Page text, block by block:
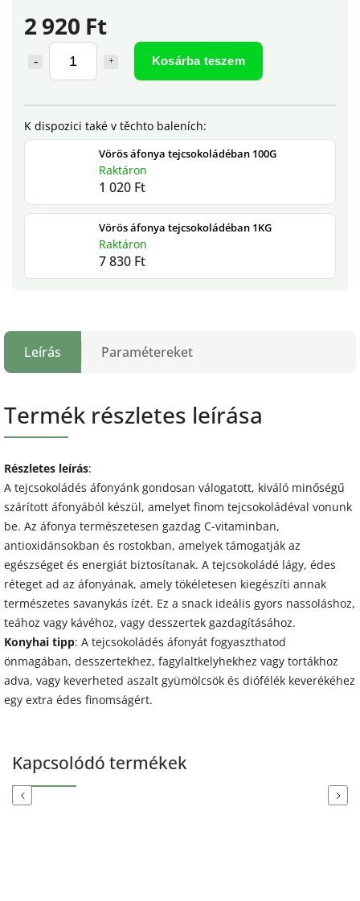
2 920 Ft
Kosárba teszem
Vörös áfonya tejcsokoládéban 100G
Raktáron
1 020 Ft
Vörös áfonya tejcsokoládéban 1KG
Raktáron
7 830 Ft
Leírás Paramétereket
Termék részletes leírása
Részletes leírás:
A tejcsokoládés áfonyánk gondosan válogatott, kiváló minőségű
szárított áfonyából készül, amelyet finom tejcsokoládéval vonunk
be. Az áfonya természetesen gazdag C-vitaminban,
antioxidánsokban és rostokban, amelyek támogatják az
egészséget és energiát biztosítanak. A tejcsokoládé lágy, édes
réteget ad az áfonyának, amely tökéletesen kiegészíti annak
természetes savanykás ízét. Ez a snack ideális gyors nassoláshoz,
teához vagy kávéhoz, vagy desszertek gazdagításához.
Konyhai tipp: A tejcsokoládés áfonyát fogyaszthatod
önmagában, desszertekhez, fagylaltkelyhekhez vagy tortákhoz
adva, vagy keverheted aszalt gyümölcsök és diófélék keverékéhez
egy extra édes finomságért.
Kapcsolódó termékek
Previous Next